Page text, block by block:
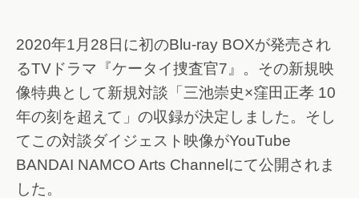
2020年1月28日に初のBlu-ray BOXが発売され
るTVドラマ『ケータイ捜査官7』。その新規映
像特典として新規対談「三池崇史×窪田正孝 10
年の刻を超えて」の収録が決定しました。そし
てこの対談ダイジェスト映像がYouTube
BANDAI NAMCO Arts Channelにて公開されま
した。